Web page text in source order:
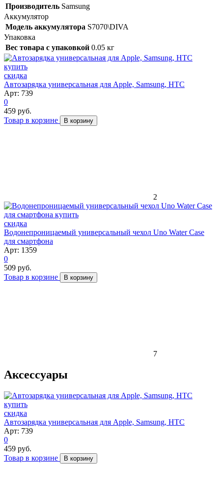
Производитель Samsung
Аккумулятор
Модель аккумулятора S7070\DIVA
Упаковка
Вес товара с упаковкой 0.05 кг
скидка
Автозарядка универсальная для Apple, Samsung, HTC
Арт: 739
0
459 руб.
Товар в корзине
В корзину
2
скидка
Водонепроницаемый универсальный чехол Uno Water Case
для смартфона
Арт: 1359
0
509 руб.
Товар в корзине
В корзину
7
Аксессуары
скидка
Автозарядка универсальная для Apple, Samsung, HTC
Арт: 739
0
459 руб.
Товар в корзине
В корзину